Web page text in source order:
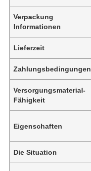
Verpackung
Informationen
Lieferzeit
Zahlungsbedingungen
Versorgungsmaterial-
Fähigkeit
Eigenschaften
Die Situation